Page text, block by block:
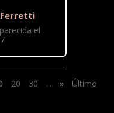
Ferretti
el
20 30 ... » Último